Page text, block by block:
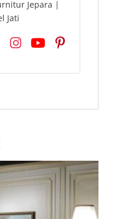
Jepara |
Jati